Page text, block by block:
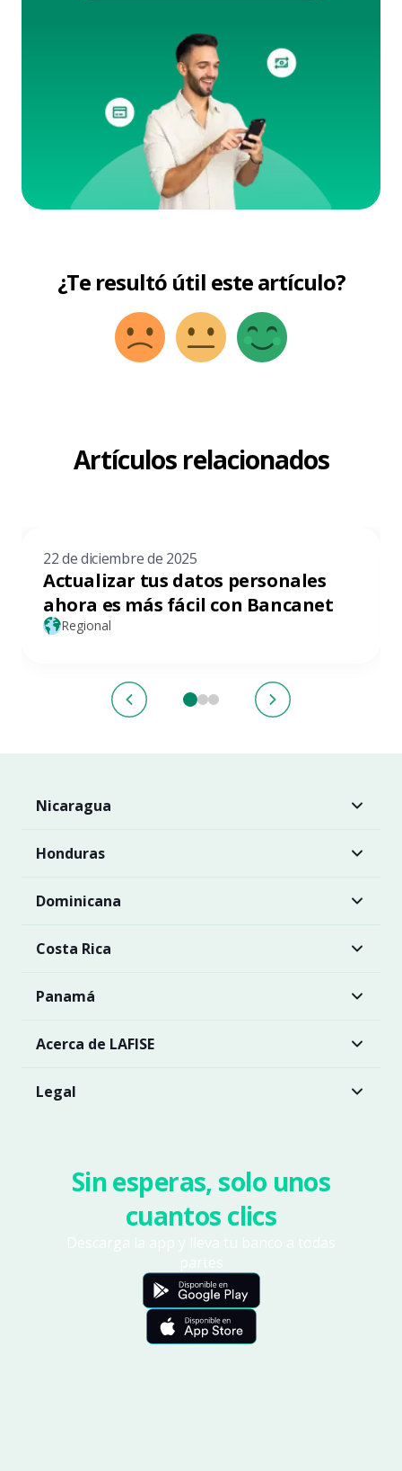
¿Te resultó útil este artículo?
Artículos relacionados
22 de diciembre de 2025
Actualizar tus datos personales
ahora es más fácil con Bancanet
Regional
Nicaragua
Honduras
Dominicana
Costa Rica
Panamá
Acerca de LAFISE
Legal
Sin esperas, solo unos
cuantos clics